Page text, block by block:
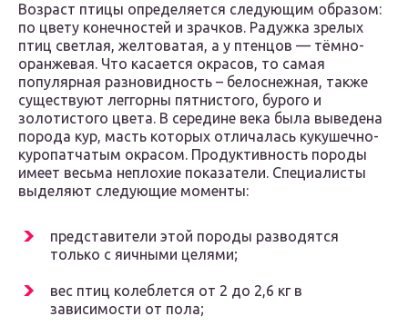
Возраст птицы определяется следующим образом:
по цвету конечностей и зрачков. Радужка зрелых
птиц светлая, желтоватая, а у птенцов — тёмно-
оранжевая. Что касается окрасов, то самая
популярная разновидность – белоснежная, также
существуют леггорны пятнистого, бурого и
золотистого цвета. В середине века была выведена
порода кур, масть которых отличалась кукушечно-
куропатчатым окрасом. Продуктивность породы
имеет весьма неплохие показатели. Специалисты
выделяют следующие моменты:
представители этой породы разводятся
только с яичными целями;
вес птиц колеблется от 2 до 2,6 кг в
зависимости от пола;